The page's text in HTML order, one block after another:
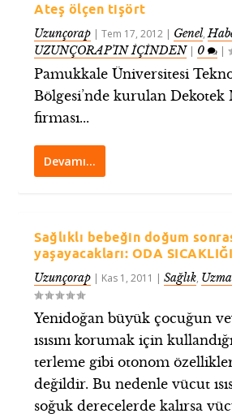
Ateş ölçen tişört
Uzunçorap |Tem 17, 2012 | Genel,
UZUNÇORAP’IN İÇİNDEN| 0 |
Pamukkale Üniversitesi
Bölgesi’nde kurulan Dekotek
firması...
Devamı…
Sağlıklı bebeğin doğum
yaşayacakları: ODA SICAKLIĞI
Uzunçorap | Kas 1, 2011 |Sağlık,
Yenidoğan büyük çocuğun
ısısını korumak için
terleme gibi otonom
değildir. Bu nedenle vücut
soğuk derecelerde kalırsa